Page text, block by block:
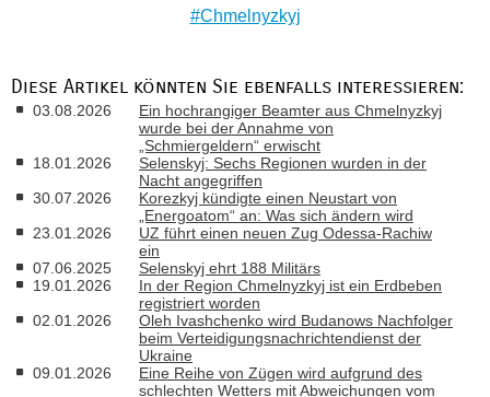
Chmelnyzkyj
Diese Artikel könnten Sie ebenfalls interessieren:
03.08.2026
Ein hochrangiger Beamter aus Chmelnyzkyj
wurde bei der Annahme von
„Schmiergeldern“ erwischt
18.01.2026
Selenskyj: Sechs Regionen wurden in der
Nacht angegriffen
30.07.2026
Korezkyj kündigte einen Neustart von
„Energoatom“ an: Was sich ändern wird
23.01.2026
UZ führt einen neuen Zug Odessa-Rachiw
ein
07.06.2025
Selenskyj ehrt 188 Militärs
19.01.2026
In der Region Chmelnyzkyj ist ein Erdbeben
registriert worden
02.01.2026
Oleh Ivashchenko wird Budanows Nachfolger
beim Verteidigungsnachrichtendienst der
Ukraine
09.01.2026
Eine Reihe von Zügen wird aufgrund des
schlechten Wetters mit Abweichungen vom